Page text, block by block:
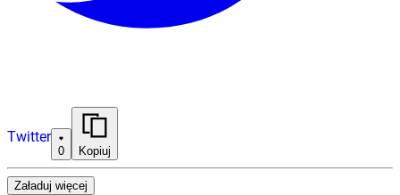
Twitter
0 Kopiuj
Załaduj więcej